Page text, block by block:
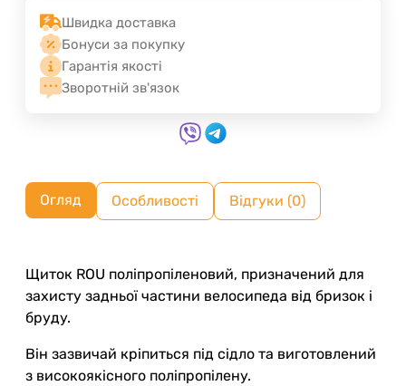
Швидка доставка
Бонуси за покупку
Гарантія якості
Зворотній зв'язок
Огляд Особливості Відгуки (0)
Щиток ROU поліпропіленовий, призначений для
захисту задньої частини велосипеда від бризок і
бруду.
Він зазвичай кріпиться під сідло та виготовлений
з високоякісного поліпропілену.